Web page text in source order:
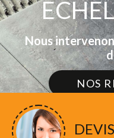
Nous
NOS